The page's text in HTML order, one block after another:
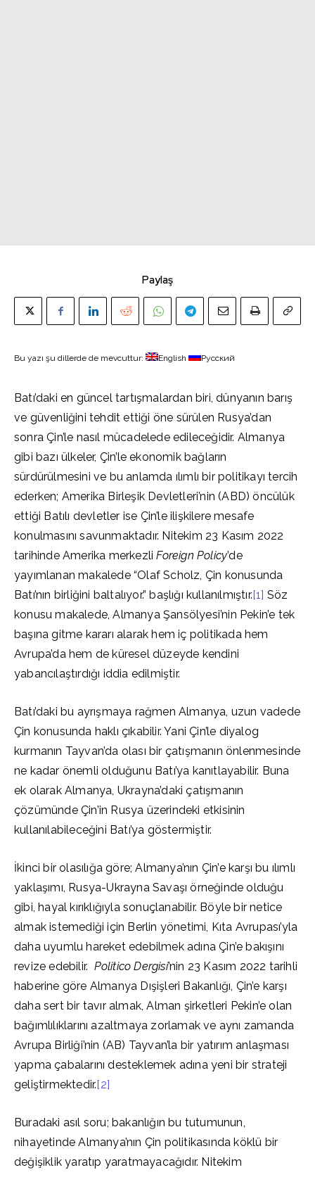
Paylaş
Bu yazı şu dillerde de mevcuttur: English Русский
Batı’daki en güncel tartışmalardan biri, dünyanın barış
ve güvenliğini tehdit ettiği öne sürülen Rusya’dan
sonra Çin’le nasıl mücadelede edileceğidir. Almanya
gibi bazı ülkeler, Çin’le ekonomik bağların
sürdürülmesini ve bu anlamda ılımlı bir politikayı tercih
ederken; Amerika Birleşik Devletleri’nin (ABD) öncülük
ettiği Batılı devletler ise Çin’le ilişkilere mesafe
konulmasını savunmaktadır. Nitekim 23 Kasım 2022
tarihinde Amerika merkezliForeign Policy’de
yayımlanan makalede “Olaf Scholz, Çin konusunda
Batı’nın birliğini baltalıyor.” başlığı kullanılmıştır.[1] Söz
konusu makalede, Almanya Şansölyesi’nin Pekin’e tek
başına gitme kararı alarak hem iç politikada hem
Avrupa’da hem de küresel düzeyde kendini
yabancılaştırdığı iddia edilmiştir.
Batı’daki bu ayrışmaya rağmen Almanya, uzun vadede
Çin konusunda haklı çıkabilir. Yani Çin’le diyalog
kurmanın Tayvan’da olası bir çatışmanın önlenmesinde
ne kadar önemli olduğunu Batı’ya kanıtlayabilir. Buna
ek olarak Almanya, Ukrayna’daki çatışmanın
çözümünde Çin’in Rusya üzerindeki etkisinin
kullanılabileceğini Batı’ya göstermiştir.
İkinci bir olasılığa göre; Almanya’nın Çin’e karşı bu ılımlı
yaklaşımı, Rusya-Ukrayna Savaşı örneğinde olduğu
gibi, hayal kırıklığıyla sonuçlanabilir. Böyle bir netice
almak istemediği için Berlin yönetimi, Kıta Avrupası’yla
daha uyumlu hareket edebilmek adına Çin’e bakışını
revize edebilir. Politico Dergisi’nin 23 Kasım 2022 tarihli
haberine göre Almanya Dışişleri Bakanlığı, Çin’e karşı
daha sert bir tavır almak, Alman şirketleri Pekin’e olan
bağımlılıklarını azaltmaya zorlamak ve aynı zamanda
Avrupa Birliği’nin (AB) Tayvan’la bir yatırım anlaşması
yapma çabalarını desteklemek adına yeni bir strateji
geliştirmektedir.[2]
Buradaki asıl soru; bakanlığın bu tutumunun,
nihayetinde Almanya’nın Çin politikasında köklü bir
değişiklik yaratıp yaratmayacağıdır. Nitekim